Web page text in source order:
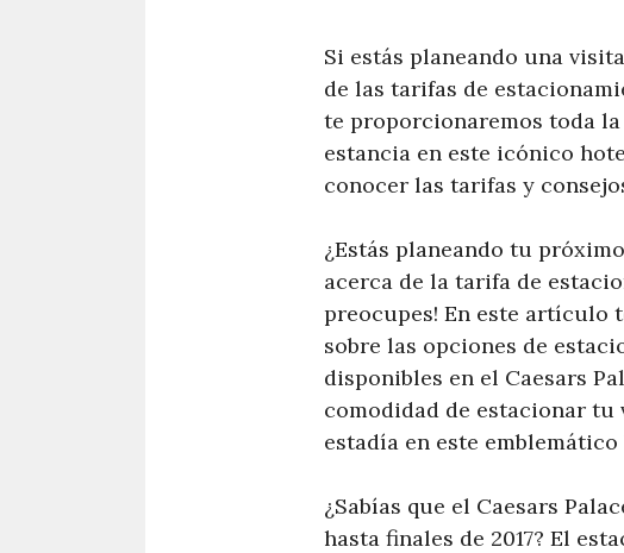
Si estás planeando una
de las tarifas de
te proporcionaremos toda
estancia en este icónico
conocer las tarifas y
¿Estás planeando tu
acerca de la tarifa de
preocupes! En este artículo
sobre las opciones de
disponibles en el Caesars
comodidad de estacionar
estadía en este emblemático
¿Sabías que el Caesars
hasta finales de 2017? El